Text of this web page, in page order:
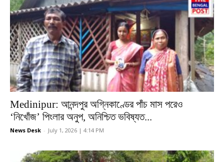
Medinipur: আনন্দপুর অগ্নিকাণ্ডের পাঁচ মাস পরেও
‘নিখোঁজ’ পিংলার অনুপ, অনিশ্চিত ভবিষ্যত...
News Desk - July 1, 2026 | 4:14 PM